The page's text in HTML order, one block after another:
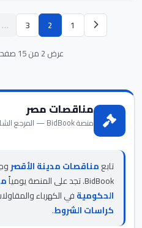
1
2
3
…
عرض 2 من 15 صفحة (286 مناقصة)
مناقصات مصر
منصة BidBook — المرجع الشامل للمناقصات الحكومية والخاصة
تابعمناقصات مدينة الأقصر
BidBook. تجد على المنصة يومياً
الحكوميةفي الكهرباء
كراسات الشروط.